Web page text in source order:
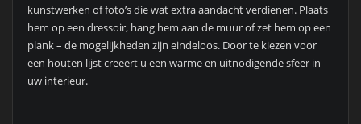
kunstwerken of foto’s die wat extra aandacht verdienen. Plaats
hem op een dressoir, hang hem aan de muur of zet hem op een
plank – de mogelijkheden zijn eindeloos. Door te kiezen voor
een houten lijst creëert u een warme en uitnodigende sfeer in
uw interieur.